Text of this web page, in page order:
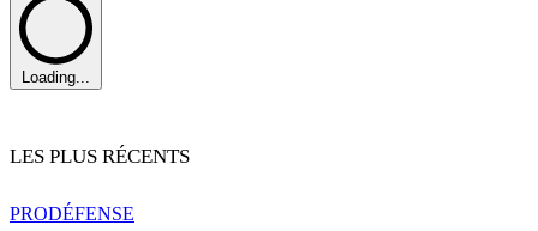
Loading...
LES PLUS RÉCENTS
PRODÉFENSE